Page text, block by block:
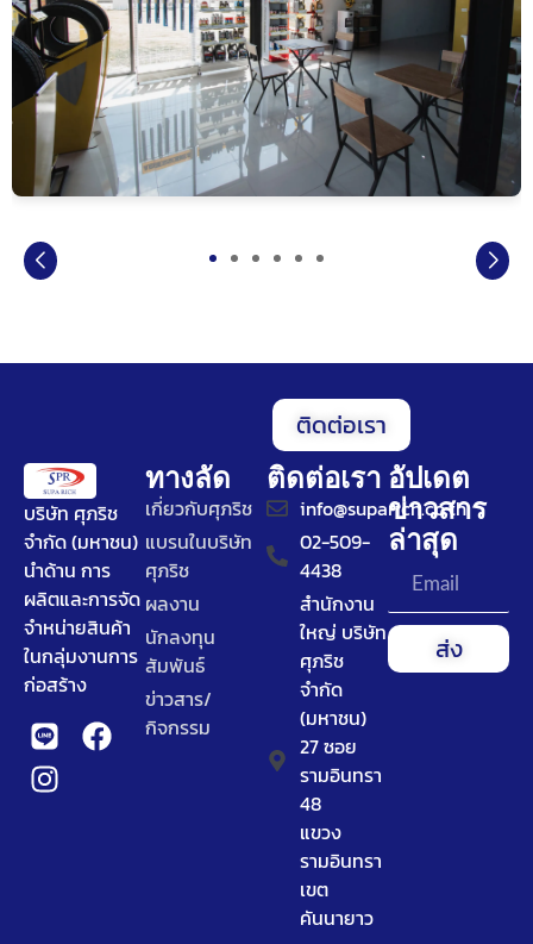
ติดต่อเรา
บริษัท ศุภริช
จำกัด (มหาชน)
นำด้าน การ
ผลิตและการจัด
จำหน่ายสินค้า
ในกลุ่มงานการ
ก่อสร้าง
ทางลัด
เกี่ยวกับศุภริช
แบรนในบริษัท
ศุภริช
ผลงาน
นักลงทุน
สัมพันธ์
ข่าวสาร/
กิจกรรม
ติดต่อเรา
info@suparich.co.th
02-509-
4438
สำนักงาน
ใหญ่ บริษัท
ศุภริช
จำกัด
(มหาชน)
27 ซอย
รามอินทรา
48
แขวง
รามอินทรา
เขต
คันนายาว
อัปเดต
ข่าวสาร
ล่าสุด
ส่ง